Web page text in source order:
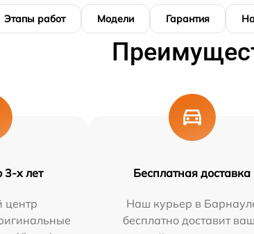
Этапы работ Модели Гарантия
3-х лет
центр
Бесплатная доставка
Наш курьер в
бесплатно доставит